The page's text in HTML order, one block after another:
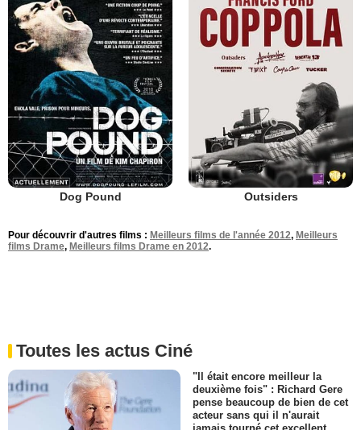
Dog Pound Outsiders
Pour découvrir d'autres films : Meilleurs films de l'année 2012, Meilleurs
films Drame, Meilleurs films Drame en 2012.
Toutes les actus Ciné
"Il était encore meilleur la
deuxième fois" : Richard Gere
pense beaucoup de bien de cet
acteur sans qui il n'aurait